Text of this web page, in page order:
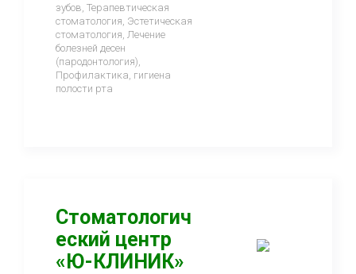
зубов, Терапевтическая
стоматология, Эстетическая
стоматология, Лечение
болезней десен
(пародонтология),
Профилактика, гигиена
полости рта
Стоматологич
еский центр
«Ю-КЛИНИК»